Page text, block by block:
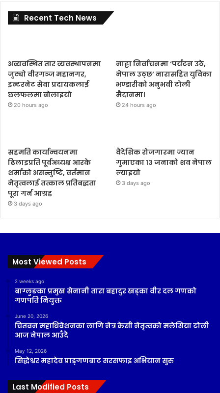
Recent Tech News
अव्यवस्थित तार व्यवस्थापनमा
जुट्यो वीरगञ्ज महानगर,
इन्टरनेट सेवा प्रदायकलाई
छलफलमा बोलाइयो
20 hours ago
नाट्टा निर्वाचनमा ‘पर्यटन उठे,
नेपाल उठ्छ’ नारासहित युविका
भण्डारीको अनुभवी टोली
मैदानमा।
24 hours ago
सहमति कार्यान्वयनमा
ढिलाइप्रति पूर्वअध्यक्ष आरके
शर्माको असन्तुष्टि, वर्तमान
नेतृत्वलाई तत्काल प्रतिबद्धता
पूरा गर्न आग्रह
3 days ago
वैदेशिक रोजगारमा ज्यान
गुमाएका १३ जनाको शव नेपाल
ल्याइयो
3 days ago
Most Viewed Posts
2 weeks ago
बाग्लुङका प्रमुख सेनानी तारा बहादुर खड्का वीर दल गणको
गणपति नियुक्त
June 20, 2026
चितवन महाधिवेशनका लागि नेत्र केसी नेतृत्वको मलेसिया टोली
आज नेपाल आउँदै
May 12, 2026
सिद्धेश्वर महादेव प्राङ्गणबाट सरसफाइ अभियान सुरु
Last Modified Posts